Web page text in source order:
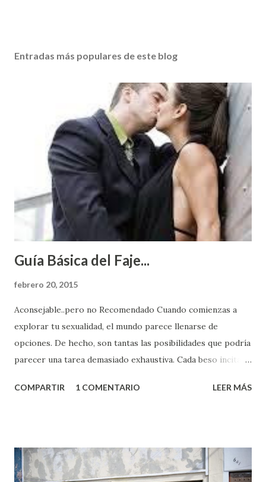
Entradas más populares de este blog
Guía Básica del Faje...
febrero 20, 2015
Aconsejable..pero no Recomendado Cuando comienzas a
explorar tu sexualidad, el mundo parece llenarse de
opciones. De hecho, son tantas las posibilidades que podría
parecer una tarea demasiado exhaustiva. Cada beso incita
partes de ti que jamás hubieras imaginado. El problema es
conoces ni la mitad de lo que deberías saber. Pero incluso
quienes ya han tenido relaciones sexuales no son expertos
COMPARTIR 1 COMENTARIO LEER MÁS